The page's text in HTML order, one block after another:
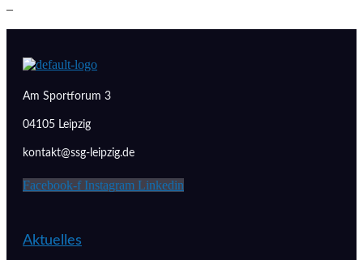
–
Am Sportforum 3
04105 Leipzig
kontakt@ssg-leipzig.de
Facebook-f Instagram Linkedin
Aktuelles